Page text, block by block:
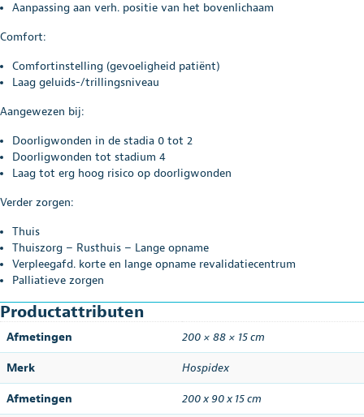
Aanpassing aan verh. positie van het bovenlichaam
Comfort:
Comfortinstelling (gevoeligheid patiënt)
Laag geluids-/trillingsniveau
Aangewezen bij:
Doorligwonden in de stadia 0 tot 2
Doorligwonden tot stadium 4
Laag tot erg hoog risico op doorligwonden
Verder zorgen:
Thuis
Thuiszorg – Rusthuis – Lange opname
Verpleegafd. korte en lange opname revalidatiecentrum
Palliatieve zorgen
Productattributen
Afmetingen 200 × 88 × 15 cm
Merk Hospidex
Afmetingen 200 x 90 x 15 cm